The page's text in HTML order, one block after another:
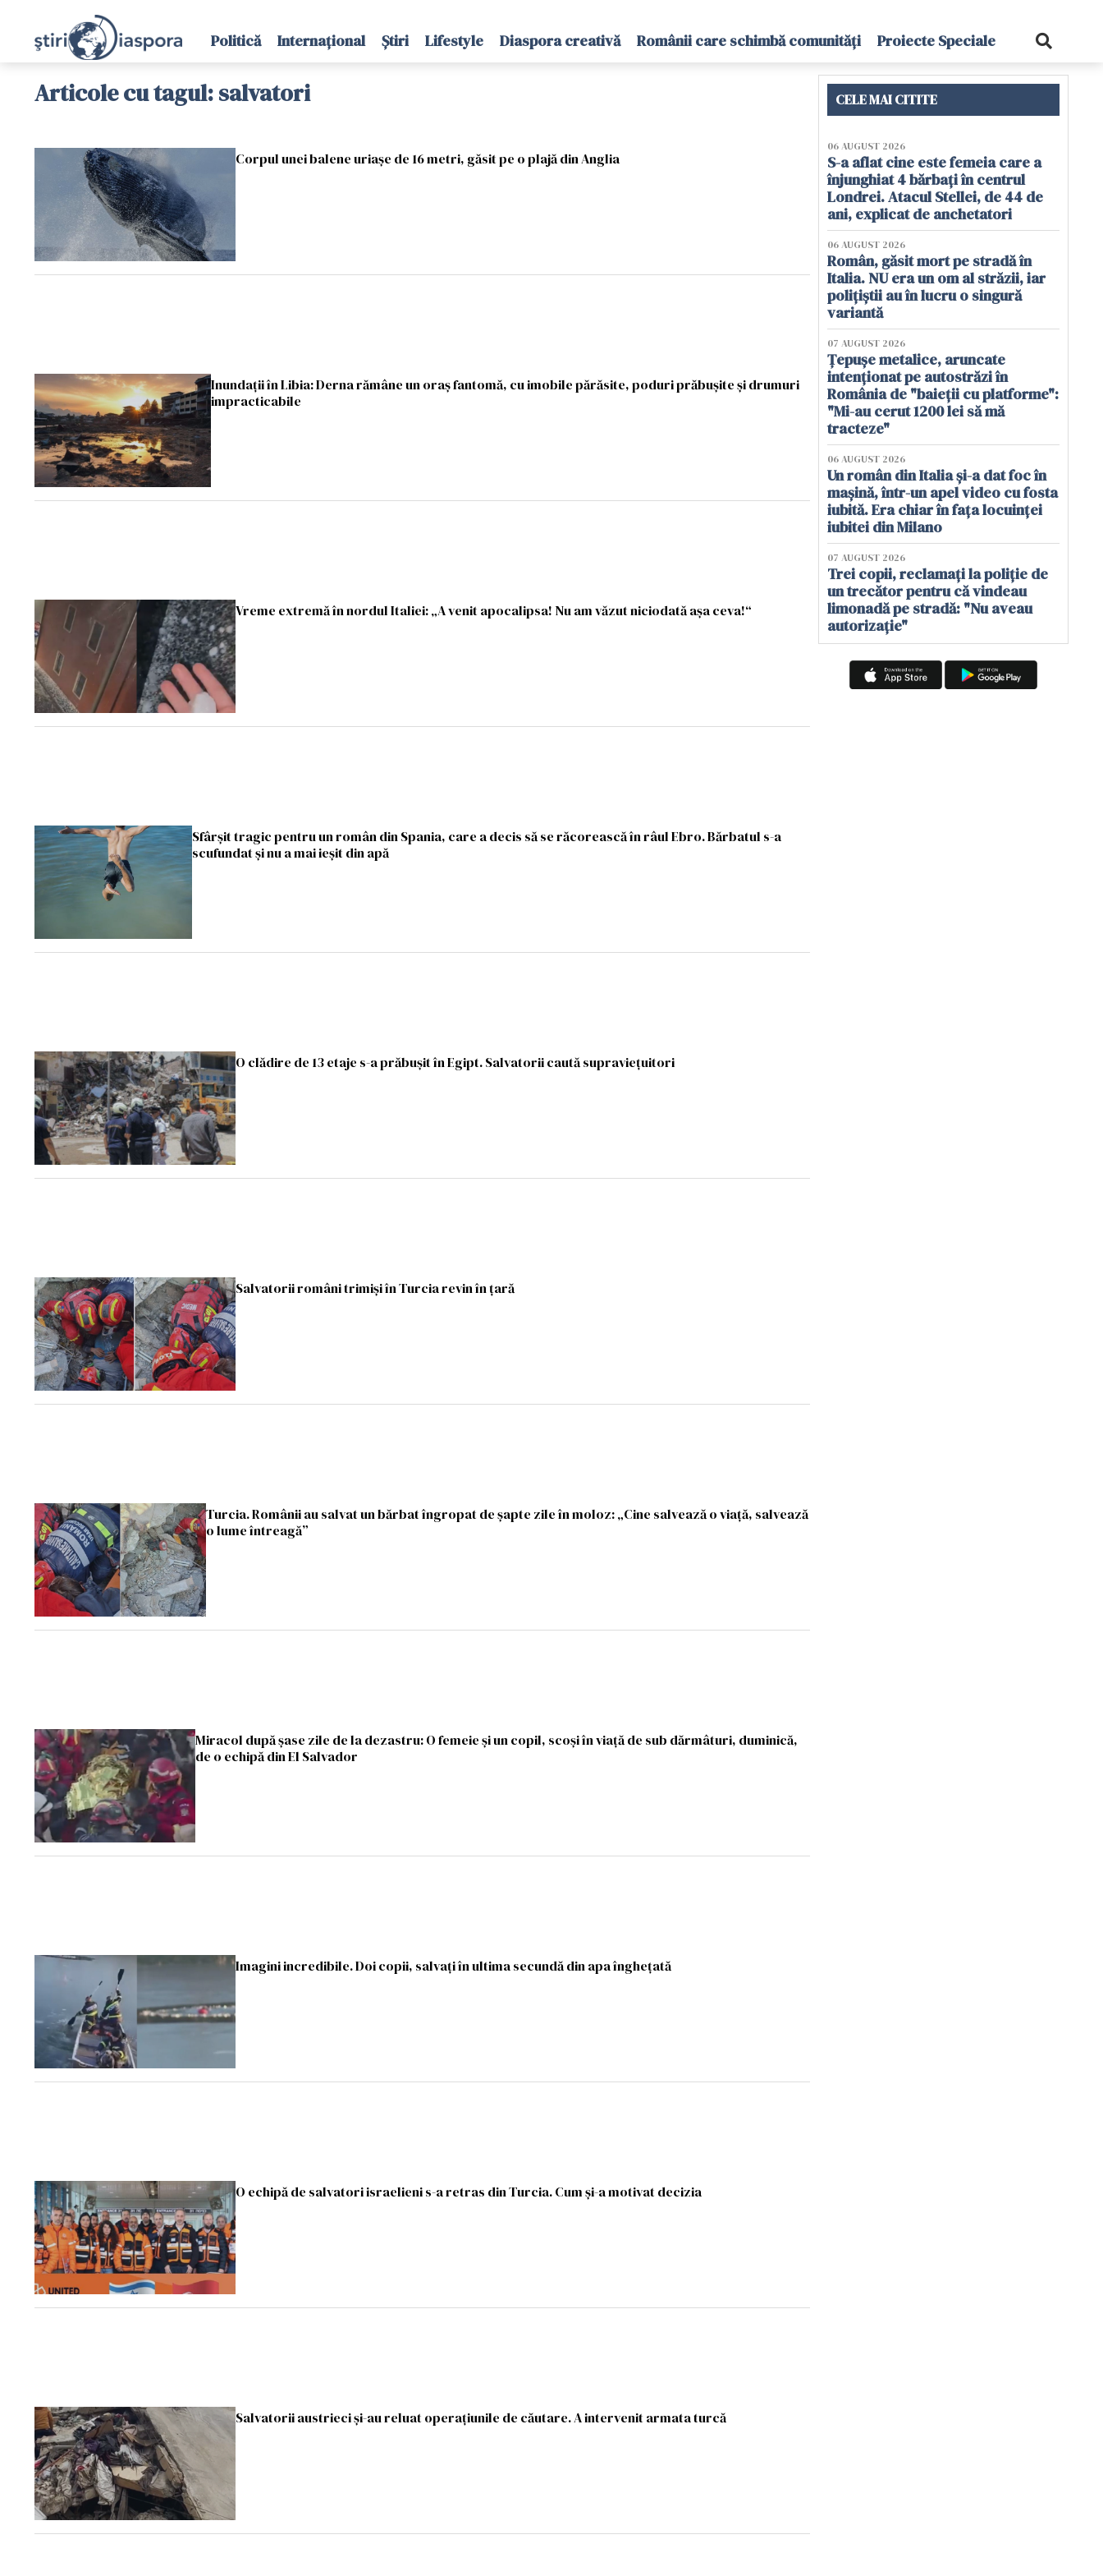
Politică Internațional Știri Lifestyle Diaspora creativă Românii care schimbă comunități Proiecte Speciale
Articole cu tagul: salvatori
Corpul unei balene uriașe de 16 metri, găsit pe o plajă din Anglia
Inundații în Libia: Derna rămâne un oraș fantomă, cu imobile părăsite, poduri prăbușite și drumuri
impracticabile
Vreme extremă în nordul Italiei: „A venit apocalipsa! Nu am văzut niciodată așa ceva!“
Sfârșit tragic pentru un român din Spania, care a decis să se răcorească în râul Ebro. Bărbatul s-a
scufundat și nu a mai ieșit din apă
O clădire de 13 etaje s-a prăbușit în Egipt. Salvatorii caută supraviețuitori
Salvatorii români trimiși în Turcia revin în țară
Turcia. Românii au salvat un bărbat îngropat de șapte zile în moloz: „Cine salvează o viaţă, salvează
o lume întreagă”
Miracol după șase zile de la dezastru: O femeie şi un copil, scoşi în viaţă de sub dărmâturi, duminică,
de o echipă din El Salvador
Imagini incredibile. Doi copii, salvați în ultima secundă din apa înghețată
O echipă de salvatori israelieni s-a retras din Turcia. Cum și-a motivat decizia
Salvatorii austrieci şi-au reluat operaţiunile de căutare. A intervenit armata turcă
CELE MAI CITITE
06 AUGUST 2026
S-a aflat cine este femeia care a
înjunghiat 4 bărbați în centrul
Londrei. Atacul Stellei, de 44 de
ani, explicat de anchetatori
06 AUGUST 2026
Român, găsit mort pe stradă în
Italia. NU era un om al străzii, iar
polițiștii au în lucru o singură
variantă
07 AUGUST 2026
Țepușe metalice, aruncate
intenționat pe autostrăzi în
România de "baieții cu platforme":
"Mi-au cerut 1200 lei să mă
tracteze"
06 AUGUST 2026
Un român din Italia și-a dat foc în
mașină, într-un apel video cu fosta
iubită. Era chiar în fața locuinței
iubitei din Milano
07 AUGUST 2026
Trei copii, reclamați la poliție de
un trecător pentru că vindeau
limonadă pe stradă: "Nu aveau
autorizație"